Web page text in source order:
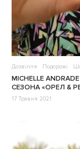
Дозвілля Подорожі
MICHELLE
СЕЗОНА «ОРЕЛ &
17 Травня 2021